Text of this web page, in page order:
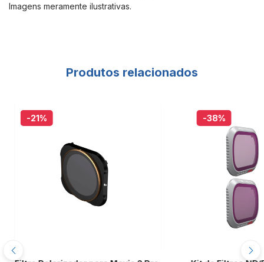
Imagens meramente ilustrativas.
Produtos relacionados
-21% -38%